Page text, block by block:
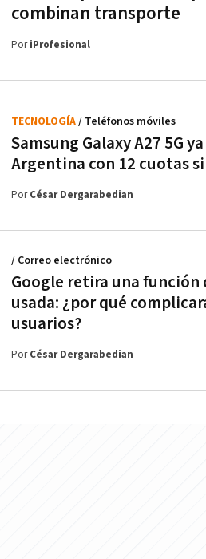
combinan transporte
PoriProfesional
Samsung Galaxy A27 5G
Argentina con 12 cuotas
TECNOLOGÍA/ Teléfonos móviles
PorCésar Dergarabedian
Google retira una función
usada: ¿por qué
usuarios?
/ Correo electrónico
PorCésar Dergarabedian